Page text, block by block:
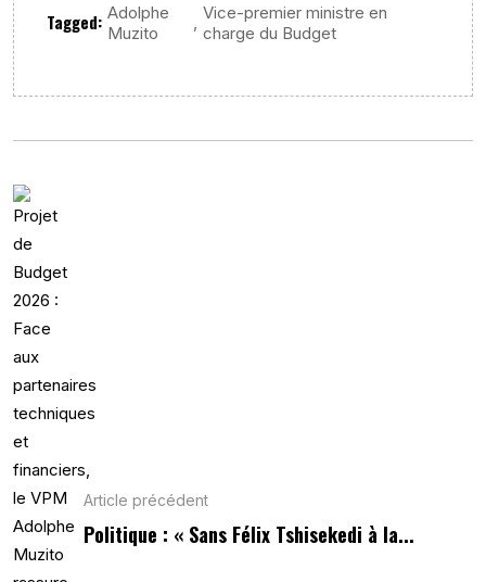
Tagged: Adolphe
Muzito
Vice-premier ministre en
charge du Budget
Article précédent
Politique : « Sans Félix Tshisekedi à la...